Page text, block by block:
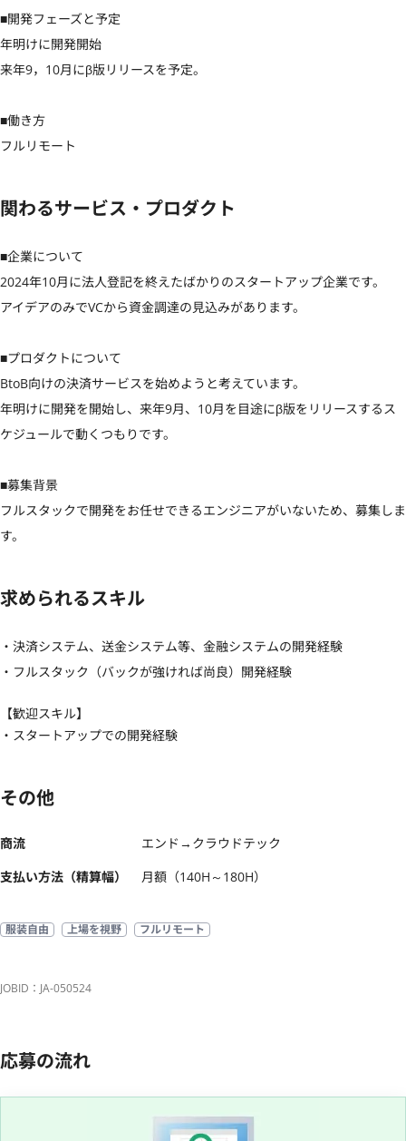
■開発フェーズと予定
年明けに開発開始
来年9，10月にβ版リリースを予定。
■働き方
フルリモート
関わるサービス・プロダクト
■企業について
2024年10月に法人登記を終えたばかりのスタートアップ企業です。
アイデアのみでVCから資金調達の見込みがあります。
■プロダクトについて
BtoB向けの決済サービスを始めようと考えています。
年明けに開発を開始し、来年9月、10月を目途にβ版をリリースするス
ケジュールで動くつもりです。
■募集背景
フルスタックで開発をお任せできるエンジニアがいないため、募集しま
す。
求められるスキル
・決済システム、送金システム等、金融システムの開発経験
・フルスタック（バックが強ければ尚良）開発経験
【歓迎スキル】
・スタートアップでの開発経験
その他
商流
エンド→クラウドテック
支払い方法（精算幅）
月額（140H～180H）
服装自由 上場を視野 フルリモート
JOBID：JA-050524
応募の流れ